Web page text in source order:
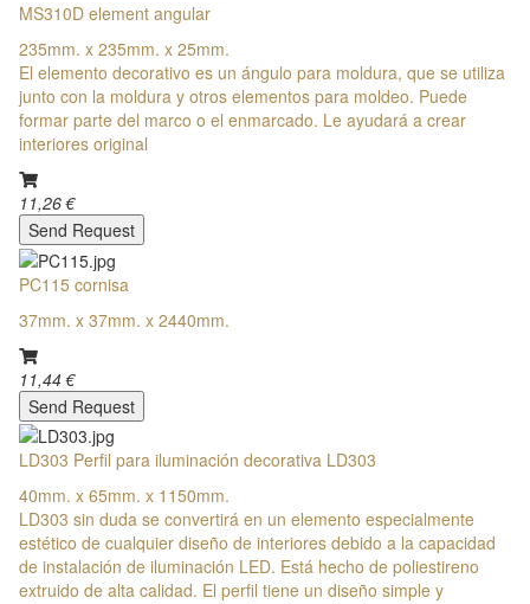
MS310D element angular
235mm. x 235mm. x 25mm.
El elemento decorativo es un ángulo para moldura, que se utiliza
junto con la moldura y otros elementos para moldeo. Puede
formar parte del marco o el enmarcado. Le ayudará a crear
interiores original
11,26 €
Send Request
PC115 cornisa
37mm. x 37mm. x 2440mm.
11,44 €
Send Request
LD303 Perfil para iluminación decorativa LD303
40mm. x 65mm. x 1150mm.
LD303 sin duda se convertirá en un elemento especialmente
estético de cualquier diseño de interiores debido a la capacidad
de instalación de iluminación LED. Está hecho de poliestireno
extruido de alta calidad. El perfil tiene un diseño simple y